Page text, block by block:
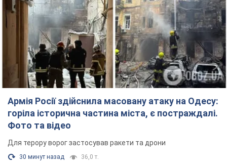
Армія Росії здійснила масовану атаку на Одесу:
горіла історична частина міста, є постраждалі.
Фото та відео
Для терору ворог застосував ракети та дрони
30 минут назад 36,0 т.